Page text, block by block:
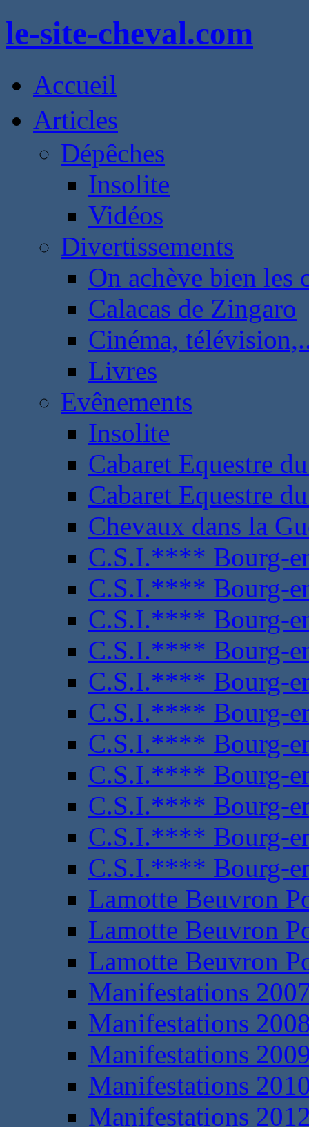
le-site-cheval.com
Accueil
Articles
Dépêches
Insolite
Vidéos
Divertissements
On achève bien les
Calacas de Zingaro
Cinéma,
Livres
Evênements
Insolite
Cabaret Equestre
Cabaret Equestre
Chevaux dans la
C.S.I.**** Bourg-
C.S.I.**** Bourg-
C.S.I.**** Bourg-
C.S.I.**** Bourg-
C.S.I.**** Bourg-
C.S.I.**** Bourg-
C.S.I.**** Bourg-
C.S.I.**** Bourg-
C.S.I.**** Bourg-
C.S.I.**** Bourg-
C.S.I.**** Bourg-
Lamotte Beuvron
Lamotte Beuvron
Lamotte Beuvron
Manifestations
Manifestations
Manifestations
Manifestations
Manifestations